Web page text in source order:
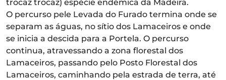
trocaz trocaz) espécie endémica da Madeira.
O percurso pele Levada do Furado termina onde se
separam as águas, no sítio dos Lamaceiros e onde
se inicia a descida para a Portela. O percurso
continua, atravessando a zona florestal dos
Lamaceiros, passando pelo Posto Florestal dos
Lamaceiros, caminhando pela estrada de terra, até